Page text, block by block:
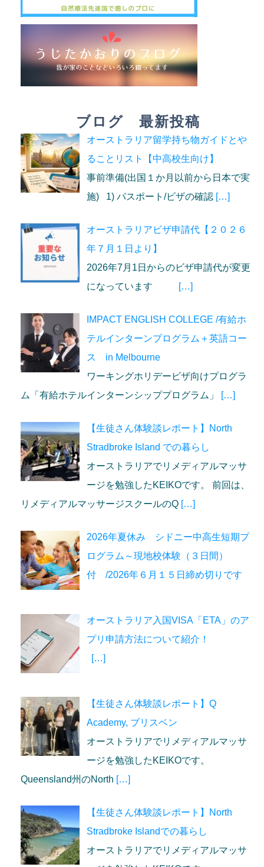
ブログ 最新投稿
オーストラリア留学持ち物ガイドとや
ることリスト【中高校生向け】
事前準備(出国１か月以前から日本で実
施) 1) パスポート/ビザの確認 […]
オーストラリアビザ申請代【２０２６
年７月１日より】
2026年7月1日からのビザ申請代が変更
になっています
[…]
IMPACT ENGLISH COLLEGE /有給ホ
テルインターンプログラム＋英語コー
ス in Melbourne
ワーキングホリデービザ向けプログラ
ム「有給ホテルインターンシッププログラム」
[…]
【生徒さん体験談レポート】North
Stradbroke Island での暮らし
オーストラリアでリメディアルマッサ
ージを勉強したKEIKOです。 前回は、
リメディアルマッサージスクールのQ […]
2026年夏休み シドニー中高生短期プ
ログラム～現地校体験（３日間）
付 /2026年６月１５日締め切りです
オーストラリア入国VISA「ETA」のア
プリ申請方法について紹介！
[…]
【生徒さん体験談レポート】Q
Academy, ブリスベン
オーストラリアでリメディアルマッサ
ージを勉強したKEIKOです。
Queensland州のNorth […]
【生徒さん体験談レポート】North
Stradbroke Islandでの暮らし
オーストラリアでリメディアルマッサ